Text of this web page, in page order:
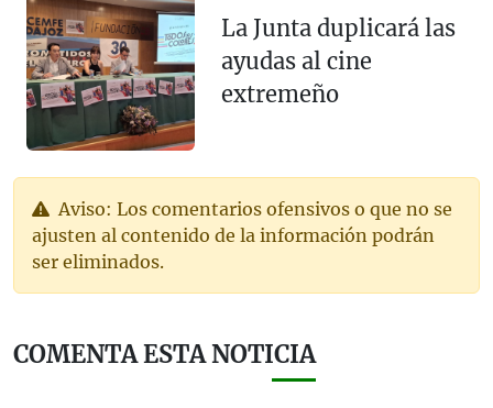
La Junta duplicará las
ayudas al cine
extremeño
Aviso: Los comentarios ofensivos o que no se
ajusten al contenido de la información podrán
ser eliminados.
COMENTA ESTA NOTICIA